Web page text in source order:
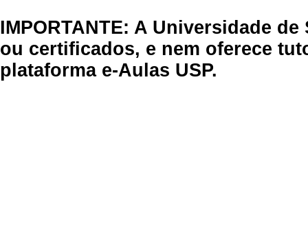
IMPORTANTE: A Universidade
ou certificados, e nem oferece
plataforma e-Aulas USP.